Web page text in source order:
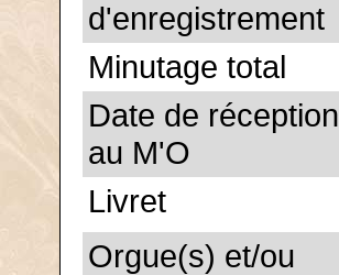
d'enregistrement
Minutage total
Date de réception
au M'O
Livret
Orgue(s) et/ou